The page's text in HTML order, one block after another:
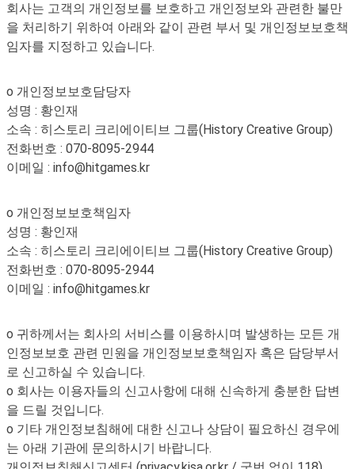
회사는 고객의 개인정보를 보호하고 개인정보와 관련한 불만
을 처리하기 위하여 아래와 같이 관련 부서 및 개인정보보호책
임자를 지정하고 있습니다.
o 개인정보보호담당자
성명 : 황인재
소속 : 히스토리 크리에이티브 그룹(History Creative Group)
전화번호 : 070-8095-2944
이메일 : info@hitgames.kr
o 개인정보보호책임자
성명 : 황인재
소속 : 히스토리 크리에이티브 그룹(History Creative Group)
전화번호 : 070-8095-2944
이메일 : info@hitgames.kr
o 귀하께서는 회사의 서비스를 이용하시며 발생하는 모든 개
인정보보호 관련 민원을 개인정보보호책임자 혹은 담당부서
로 신고하실 수 있습니다.
o 회사는 이용자들의 신고사항에 대해 신속하게 충분한 답변
을 드릴 것입니다.
o 기타 개인정보침해에 대한 신고나 상담이 필요하신 경우에
는 아래 기관에 문의하시기 바랍니다.